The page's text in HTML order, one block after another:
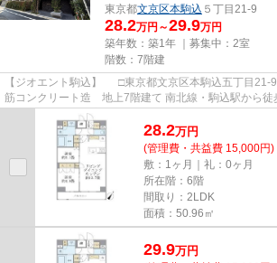
東京都文京区本駒込 ５丁目21-9
28.2万円～29.9万円
築年数：築1年 ｜募集中： 2室
階数：7階建
【ジオエント駒込】 □東京都文京区本駒込五丁目21-9 □2025年8月築 □鉄
筋コンクリート造 地上7階建て 南北線・駒込駅から徒歩６分、JR山手線・駒込
駅から徒歩８分の立地に建...
28.2万円
(管理費・共益費 15,000円)
敷：1ヶ月｜礼：0ヶ月
所在階：6階
間取り：2LDK
面積：50.96㎡
29.9万円